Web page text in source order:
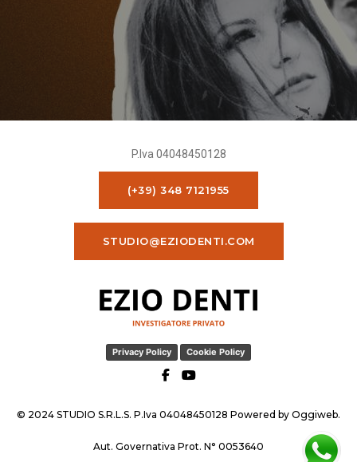
P.Iva 04048450128
(+39) 348 7121955
STUDIO@EZIODENTI.COM
Privacy Policy Cookie Policy
© 2024 STUDIO S.R.L.S. P.Iva 04048450128 Powered by Oggiweb.
Aut. Governativa Prot. N° 0053640